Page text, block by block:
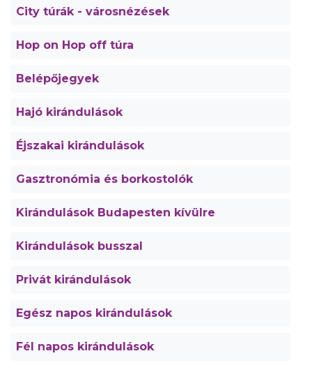
City túrák - városnézések
Hop on Hop off túra
Belépőjegyek
Hajó kirándulások
Éjszakai kirándulások
Gasztronómia és borkostolók
Kirándulások Budapesten kívülre
Kirándulások busszal
Privát kirándulások
Egész napos kirándulások
Fél napos kirándulások